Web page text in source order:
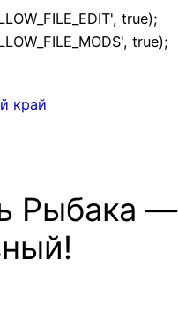
true);
true);
край
Рыбака —